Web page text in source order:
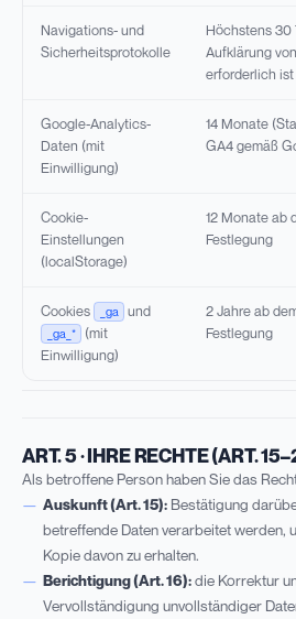
Navigations- und
Sicherheitsprotokolle
Höchstens 30
Aufklärung
erforderlich ist
Google-Analytics-
Daten (mit
Einwilligung)
14 Monate
GA4 gemäß
Cookie-
Einstellungen
(localStorage)
12 Monate ab
Festlegung
Cookies _ga und
_ga_*
(mit
Einwilligung)
2 Jahre ab
Festlegung
ART. 5 · IHRE RECHTE (ART.
Als betroffene Person haben Sie das
Auskunft (Art. 15): Bestätigung
betreffende Daten verarbeitet werden,
Kopie davon zu erhalten.
Berichtigung (Art. 16):die Korrektur
Vervollständigung unvollständiger